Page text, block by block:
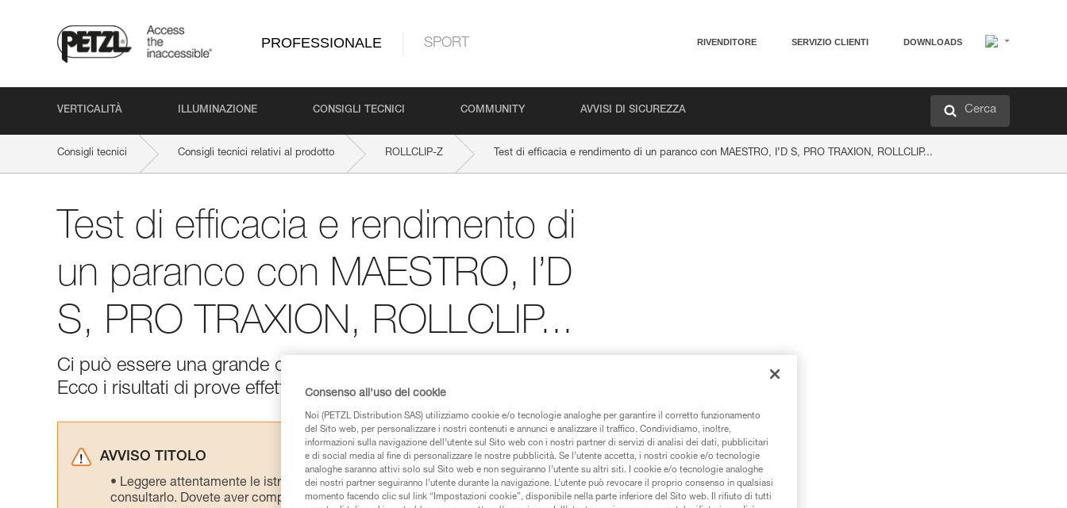
PROFESSIONALE SPORT RIVENDITORE SERVIZIO CLIENTI DOWNLOADS
VERTICALITÀ ILLUMINAZIONE CONSIGLI TECNICI COMMUNITY AVVISI DI SICUREZZA Cerca
Consigli tecnici Consigli tecnici relativi al prodotto ROLLCLIP-Z Test di efficacia e rendimento di un paranco con MAESTRO, I’D S, PRO TRAXION, ROLLCLIP...
Test di efficacia e rendimento di
un paranco con MAESTRO, I’D
S, PRO TRAXION, ROLLCLIP...
Ci può essere una grande differenza tra l’efficacia teorica di un paranco e la realtà.
Ecco i risultati di prove effettuate nel laboratorio Petzl.
AVVISO TITOLO
Leggere attentamente le istruzioni tecniche dei prodotti utilizzati in questo consiglio prima di
consultarlo. Dovete aver compreso le informazioni dell’istruzione tecnica per poter capire queste
Consenso all'uso dei cookie
Noi (PETZL Distribution SAS) utilizziamo cookie e/o tecnologie analoghe per garantire il corretto funzionamento
del Sito web, per personalizzare i nostri contenuti e annunci e analizzare il traffico. Condividiamo, inoltre,
informazioni sulla navigazione dell’utente sul Sito web con i nostri partner di servizi di analisi dei dati, pubblicitari
e di social media al fine di personalizzare le nostre pubblicità. Se l’utente accetta, i nostri cookie e/o tecnologie
analoghe saranno attivi solo sul Sito web e non seguiranno l’utente su altri siti. I cookie e/o tecnologie analoghe
dei nostri partner seguiranno l’utente durante la navigazione. L’utente può revocare il proprio consenso in qualsiasi
momento facendo clic sul link “Impostazioni cookie”, disponibile nella parte inferiore del Sito web. Il rifiuto di tutti